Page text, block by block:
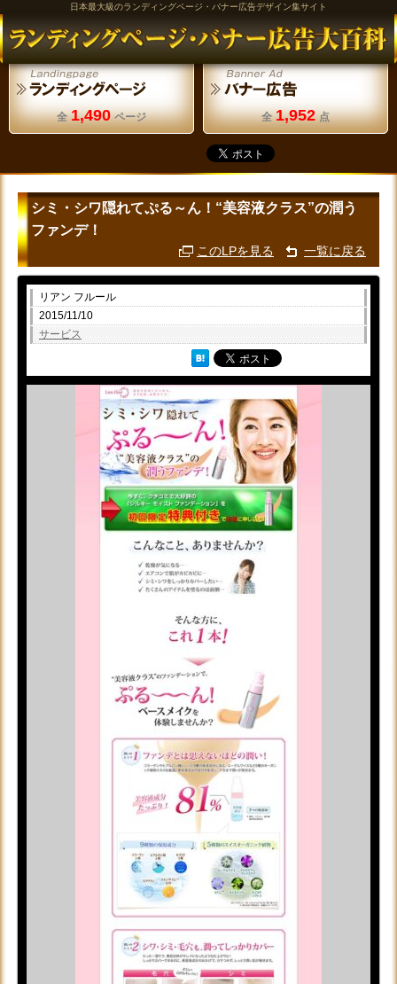
日本最大級のランディングページ・バナー広告デザイン集サイト
全 1,490 ページ 全 1,952 点
シミ・シワ隠れてぷる～ん！“美容液クラス”の潤う
ファンデ！
このLPを見る 一覧に戻る
リアン フルール
2015/11/10
サービス